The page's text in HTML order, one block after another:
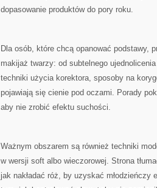
dopasowanie produktów do pory roku.
Dla osób, które chcą opanować podstawy,
makijaż twarzy: od subtelnego
techniki użycia korektora, sposoby na
pojawiają się cienie pod oczami. Porady
aby nie zrobić efektu suchości.
Ważnym obszarem są również techniki
w wersji soft albo wieczorowej. Strona
jak nakładać róż, by uzyskać